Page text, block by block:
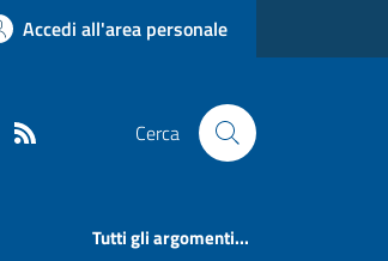
Accedi all'area personale
Cerca
Tutti gli argomenti...